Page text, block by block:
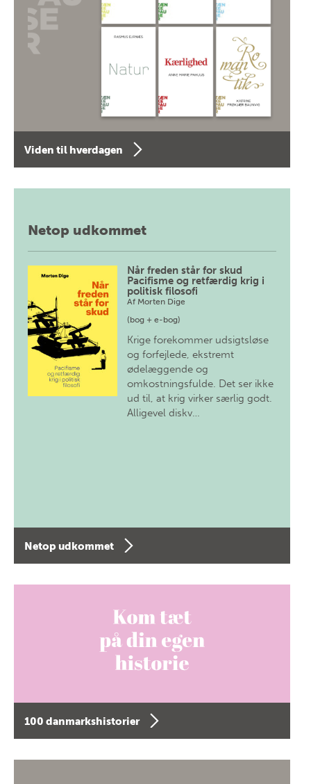
Viden til hverdagen
Netop udkommet
Når freden står for skud
Pacifisme og retfærdig krig i
politisk filosofi
Af Morten Dige
(bog + e-bog)
Krige forekommer udsigtsløse
og forfejlede, ekstremt
ødelæggende og
omkostningsfulde. Det ser ikke
ud til, at krig virker særlig godt.
Alligevel diskv…
Netop udkommet
100 danmarkshistorier